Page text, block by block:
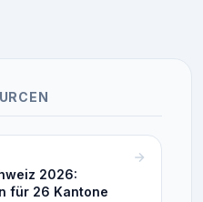
2026:
für 26 Kantone